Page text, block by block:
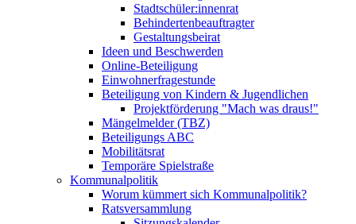
Stadtschüler:innenrat
Behindertenbeauftragter
Gestaltungsbeirat
Ideen und Beschwerden
Online-Beteiligung
Einwohnerfragestunde
Beteiligung von Kindern & Jugendlichen
Projektförderung "Mach was draus!"
Mängelmelder (TBZ)
Beteiligungs ABC
Mobilitätsrat
Temporäre Spielstraße
Kommunalpolitik
Worum kümmert sich Kommunalpolitik?
Ratsversammlung